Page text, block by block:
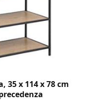
35 x 114 x 78 cm